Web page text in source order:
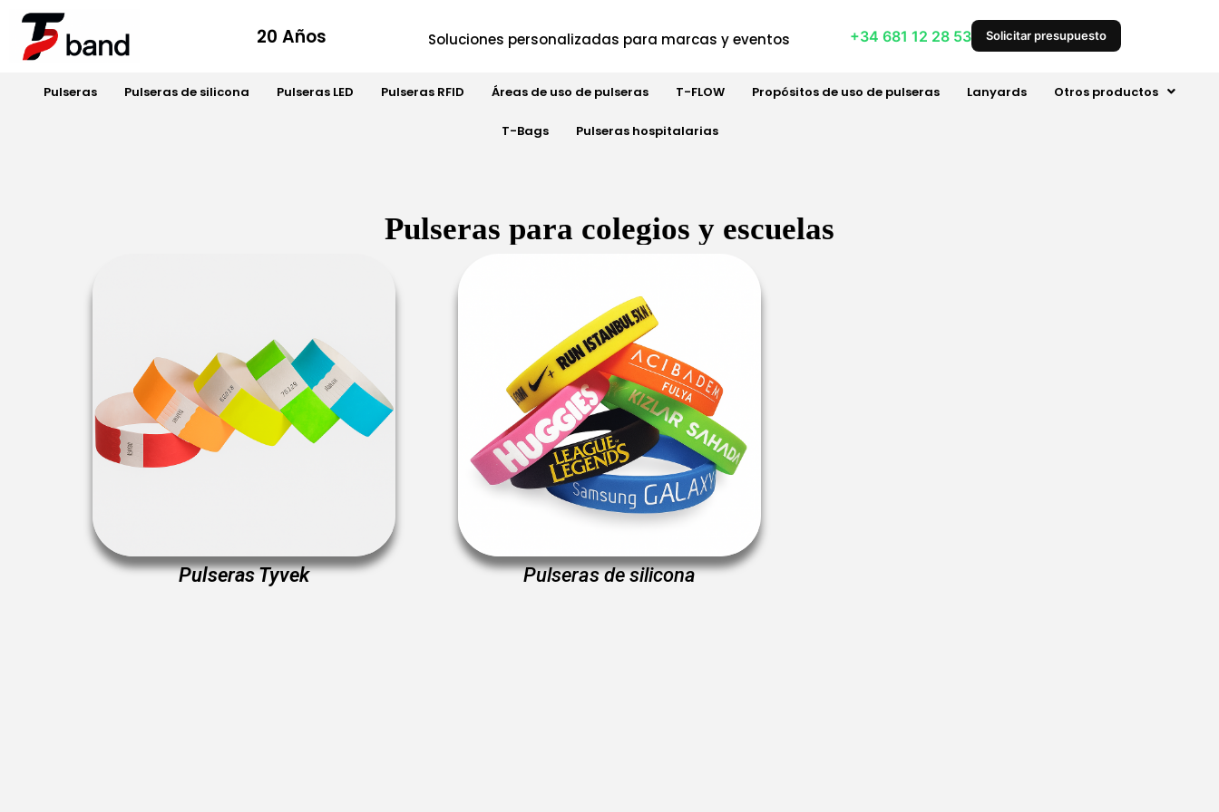
20 Años Soluciones personalizadas para marcas y eventos +34 681 12 28 53 Solicitar presupuesto
Pulseras Pulseras de silicona Pulseras LED Pulseras RFID Áreas de uso de pulseras T-FLOW Propósitos de uso de pulseras Lanyards Otros productos
T-Bags Pulseras hospitalarias
Pulseras para colegios y escuelas
Pulseras Tyvek Pulseras de silicona